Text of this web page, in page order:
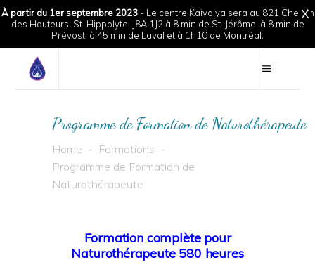
X
À partir du 1er septembre 2023- Le centre Kaivalya sera au 821 Chemin
des Hauteurs, St-Hippolyte, J8A 1J2 à 8 min de St-Jérôme, à 8 min de
Prévost, à 45 min de Laval et à 1h10 de Montréal.
Programme de Formation de Naturothérapeute
Home - Formations -
Programme de Formation de
Naturothérapeute
Formation complète pour
Naturothérapeute 580 heures